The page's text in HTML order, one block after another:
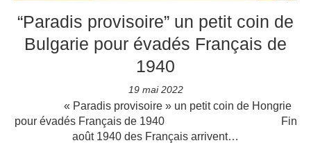
“Paradis provisoire” un petit coin de
Bulgarie pour évadés Français de
1940
19 mai 2022
« Paradis provisoire » un petit coin de Hongrie
pour évadés Français de 1940 Fin
août 1940 des Français arrivent…